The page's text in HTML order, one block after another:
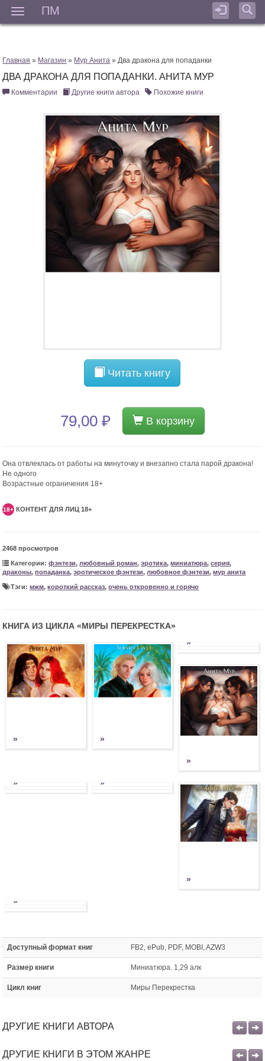
ПМ
Главная » Магазин » Мур Анита » Два дракона для попаданки
ДВА ДРАКОНА ДЛЯ ПОПАДАНКИ. АНИТА МУР
Комментарии Другие книги автора Похожие книги
Читать книгу
79,00 ₽ В корзину
Она отвлеклась от работы на минуточку и внезапно стала парой дракона!
Не одного
Возрастные ограничения 18+
18+ КОНТЕНТ ДЛЯ ЛИЦ 18+
2468 просмотров
Категории:фэнтези, любовный роман,эротика,миниатюра,серия,
драконы,попаданка,эротическое фэнтези, любовное фэнтези,мур анита
Тэги:мжм,короткий рассказ,очень откровенно и горячо
КНИГА ИЗ ЦИКЛА «МИРЫ ПЕРЕКРЕСТКА»
» »
»
»
» »
»
»
Доступный формат книг FB2, ePub, PDF, MOBI, AZW3
Размер книги Миниатюра. 1,29 алк
Цикл книг Миры Перекрестка
ДРУГИЕ КНИГИ АВТОРА
ДРУГИЕ КНИГИ В ЭТОМ ЖАНРЕ